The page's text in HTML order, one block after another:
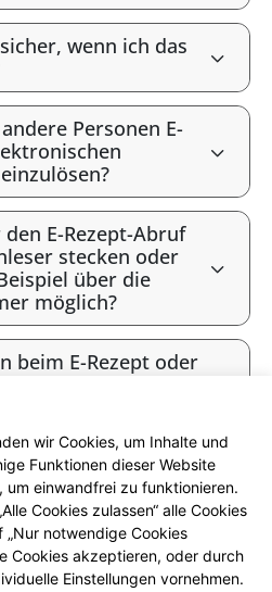
wenn ich das
Personen E-
E-Rezept-Abruf
stecken oder
über die
möglich?
beim E-Rezept oder
E-Rezepte?
i.d.R. ab 16 Uhr abholbereit.
Vorbehaltlich der
sind Arzneimittel, die in
wir Cookies, um Inhalte und
Funktionen dieser Website
um einwandfrei zu funktionieren.
Cookies zulassen“ alle Cookies
notwendige Cookies
Cookies akzeptieren, oder durch
Einstellungen vornehmen.